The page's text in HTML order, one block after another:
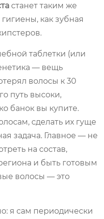
станет таким же
как зубная
таблетки (или
— вещь
волосы к 30
путь высоки,
банок вы купите.
сделать их гуще
задача. Главное — не
на состав,
и быть готовым
волосы — это
я сам периодически